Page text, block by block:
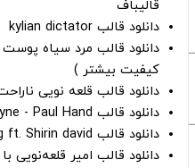
قالیباف
دانلود قالب kylian dictator
کیفیت بیشتر )
دانلود قالب قلعه نویی
دانلود قالب Oh Kevin De Bruyne - Paul Hand
دانلود قالب Gut Genug - kitschrieg ft. Shirin david
دانلود قالب امیر